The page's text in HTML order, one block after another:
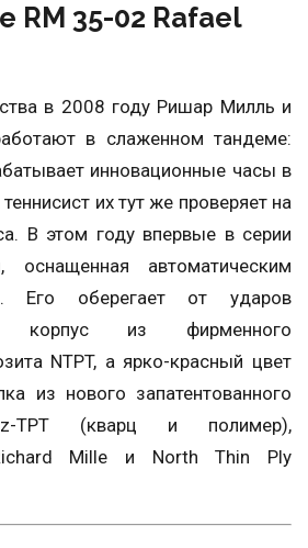
RM 35-02 Rafael
в 2008 году Ришар Милль и
в слаженном тандеме:
инновационные часы в
их тут же проверяет на
В этом году впервые в серии
оснащенная автоматическим
Его оберегает от ударов
корпус из фирменного
NTPT, а ярко-красный цвет
из нового запатентованного
TPT (кварц и полимер),
Mille и North Thin Ply